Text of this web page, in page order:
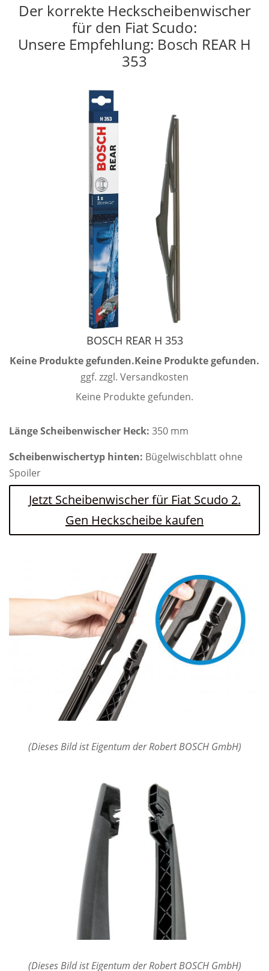
Der korrekte Heckscheibenwischer
für den Fiat Scudo:
Unsere Empfehlung: Bosch REAR H
353
BOSCH REAR H 353
Keine Produkte gefunden.Keine Produkte gefunden.
ggf. zzgl. Versandkosten
Keine Produkte gefunden.
Länge Scheibenwischer Heck: 350 mm
Scheibenwischertyp hinten: Bügelwischblatt ohne
Spoiler
Jetzt Scheibenwischer für Fiat Scudo 2.
Gen Heckscheibe kaufen
(Dieses Bild ist Eigentum der Robert BOSCH GmbH)
(Dieses Bild ist Eigentum der Robert BOSCH GmbH)